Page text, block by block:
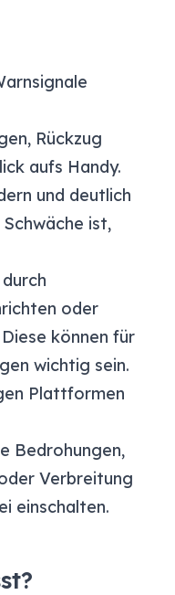
Rückzug
aufs Handy.
und deutlich
ist,
oder
können für
wichtig sein.
Plattformen
Bedrohungen,
Verbreitung
einschalten.